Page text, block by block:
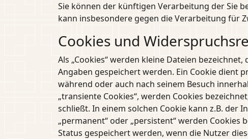
Sie können der künftigen Verarbeitung der Sie
kann insbesondere gegen die Verarbeitung für
Cookies und
Als „Cookies“ werden kleine Dateien
Angaben gespeichert werden. Ein Cookie dient
während oder auch nach seinem Besuch
„transiente Cookies“, werden Cookies
schließt. In einem solchen Cookie kann z.B. der
„permanent“ oder „persistent“ werden Cookies
Status gespeichert werden, wenn die Nutzer